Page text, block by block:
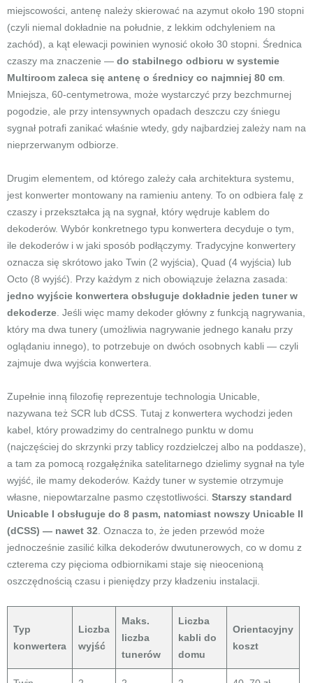
miejscowości, antenę należy skierować na azymut około 190 stopni
(czyli niemal dokładnie na południe, z lekkim odchyleniem na
zachód), a kąt elewacji powinien wynosić około 30 stopni. Średnica
czaszy ma znaczenie — do stabilnego odbioru w systemie
Multiroom zaleca się antenę o średnicy co najmniej 80 cm
Mniejsza, 60-centymetrowa, może wystarczyć przy bezchmurnej
pogodzie, ale przy intensywnych opadach deszczu czy śniegu
sygnał potrafi zanikać właśnie wtedy, gdy najbardziej zależy nam na
nieprzerwanym odbiorze.
Drugim elementem, od którego zależy cała architektura systemu,
jest konwerter montowany na ramieniu anteny. To on odbiera falę z
czaszy i przekształca ją na sygnał, który wędruje kablem do
dekoderów. Wybór konkretnego typu konwertera decyduje o tym,
ile dekoderów i w jaki sposób podłączymy. Tradycyjne konwertery
oznacza się skrótowo jako Twin (2 wyjścia), Quad (4 wyjścia) lub
Octo (8 wyjść). Przy każdym z nich obowiązuje żelazna zasada:
jedno wyjście konwertera obsługuje dokładnie jeden tuner w
dekoderze . Jeśli więc mamy dekoder główny z funkcją nagrywania,
który ma dwa tunery (umożliwia nagrywanie jednego kanału przy
oglądaniu innego), to potrzebuje on dwóch osobnych kabli — czyli
zajmuje dwa wyjścia konwertera.
Zupełnie inną filozofię reprezentuje technologia Unicable,
nazywana też SCR lub dCSS. Tutaj z konwertera wychodzi jeden
kabel, który prowadzimy do centralnego punktu w domu
(najczęściej do skrzynki przy tablicy rozdzielczej albo na poddasze),
a tam za pomocą rozgałęźnika satelitarnego dzielimy sygnał na tyle
wyjść, ile mamy dekoderów. Każdy tuner w systemie otrzymuje
własne, niepowtarzalne pasmo częstotliwości. Starszy standard
Unicable I obsługuje do 8 pasm, natomiast nowszy Unicable II
(dCSS) — nawet 32 . Oznacza to, że jeden przewód może
jednocześnie zasilić kilka dekoderów dwutunerowych, co w domu z
czterema czy pięcioma odbiornikami staje się nieocenioną
oszczędnością czasu i pieniędzy przy kładzeniu instalacji.
Typ
konwertera
Liczba
wyjść
Maks.
liczba
tunerów
Liczba
kabli do
domu
Orientacyjny
koszt